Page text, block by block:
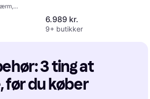
6.989 kr.
9+ butikker
3 ting at
før du køber